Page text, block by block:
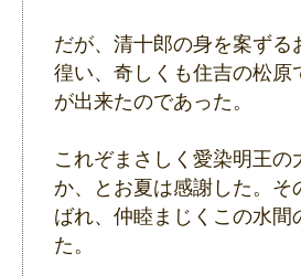
だが、清十郎の身を案ずる
徨い、奇しくも住吉の松原
が出来たのであった。
これぞまさしく愛染明王の
か、とお夏は感謝した。そ
ばれ、仲睦まじくこの水間
た。